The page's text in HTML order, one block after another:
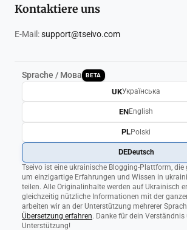
Kontaktiere uns
E-Mail:support@tseivo.com
Sprache / Мова BETA
Tseivo ist eine ukrainische Blogging-Plattform, die
um einzigartige Erfahrungen und Wissen in
teilen. Alle Originalinhalte werden auf Ukrainisch
gleichzeitig nützliche Informationen mit der
arbeiten wir an der Unterstützung mehrerer
Übersetzung erfahren. Danke für dein Verständnis
Unterstützung!
UKУкраїнська
ENEnglish
PLPolski
DEDeutsch